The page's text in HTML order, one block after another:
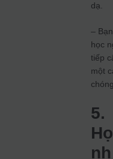
dạ.
–
học
tiếp
một
5.